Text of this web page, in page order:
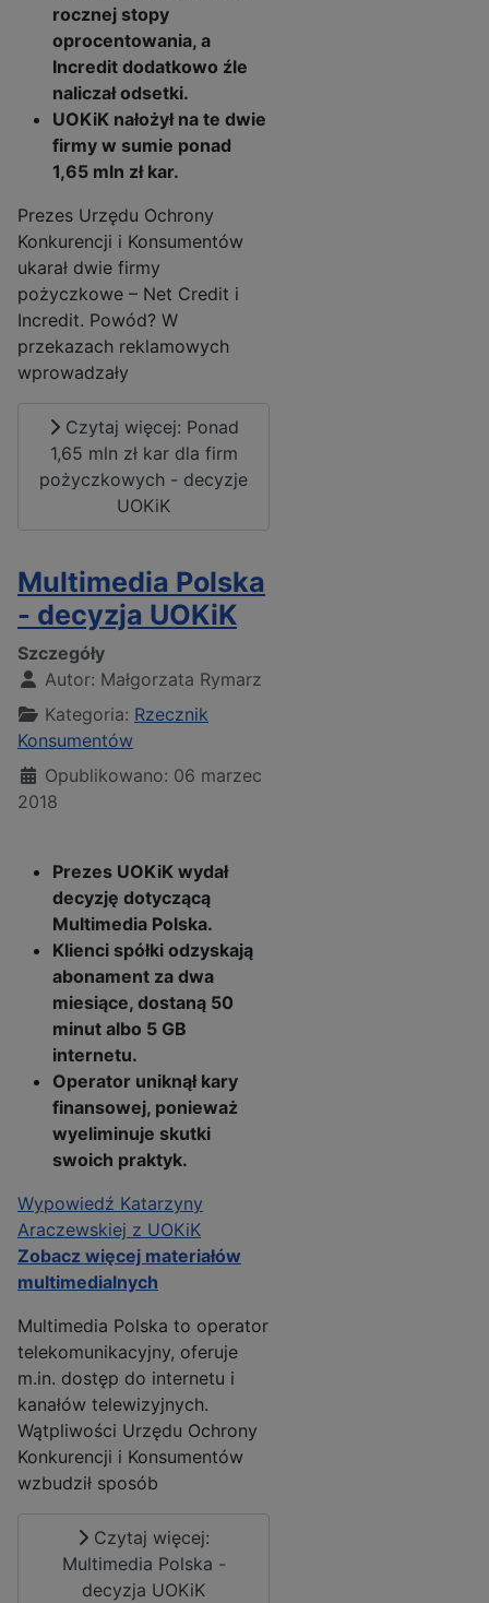
rocznej stopy
oprocentowania, a
Incredit dodatkowo źle
naliczał odsetki.
UOKiK nałożył na te dwie
firmy w sumie ponad
1,65 mln zł kar.
Prezes Urzędu Ochrony
Konkurencji i Konsumentów
ukarał dwie firmy
pożyczkowe – Net Credit i
Incredit. Powód? W
przekazach reklamowych
wprowadzały
Czytaj więcej: Ponad
1,65 mln zł kar dla firm
pożyczkowych - decyzje
UOKiK
Multimedia Polska
- decyzja UOKiK
Szczegóły
Autor: Małgorzata Rymarz
Kategoria: Rzecznik
Konsumentów
Opublikowano: 06 marzec
2018
Prezes UOKiK wydał
decyzję dotyczącą
Multimedia Polska.
Klienci spółki odzyskają
abonament za dwa
miesiące, dostaną 50
minut albo 5 GB
internetu.
Operator uniknął kary
finansowej, ponieważ
wyeliminuje skutki
swoich praktyk.
Wypowiedź Katarzyny
Araczewskiej z UOKiK
Zobacz więcej materiałów
multimedialnych
Multimedia Polska to operator
telekomunikacyjny, oferuje
m.in. dostęp do internetu i
kanałów telewizyjnych.
Wątpliwości Urzędu Ochrony
Konkurencji i Konsumentów
wzbudził sposób
Czytaj więcej:
Multimedia Polska -
decyzja UOKiK